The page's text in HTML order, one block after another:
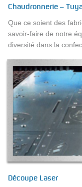
Chaudronnerie –
Que ce soient des
savoir-faire de notre
diversité dans la
Découpe Laser